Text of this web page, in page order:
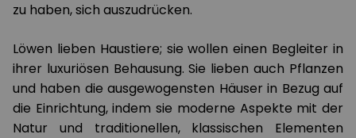
zu haben, sich auszudrücken.
Löwen lieben Haustiere; sie wollen einen Begleiter in
ihrer luxuriösen Behausung. Sie lieben auch Pflanzen
und haben die ausgewogensten Häuser in Bezug auf
die Einrichtung, indem sie moderne Aspekte mit der
Natur und traditionellen, klassischen Elementen